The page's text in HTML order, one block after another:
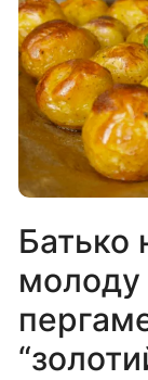
Батько
молоду